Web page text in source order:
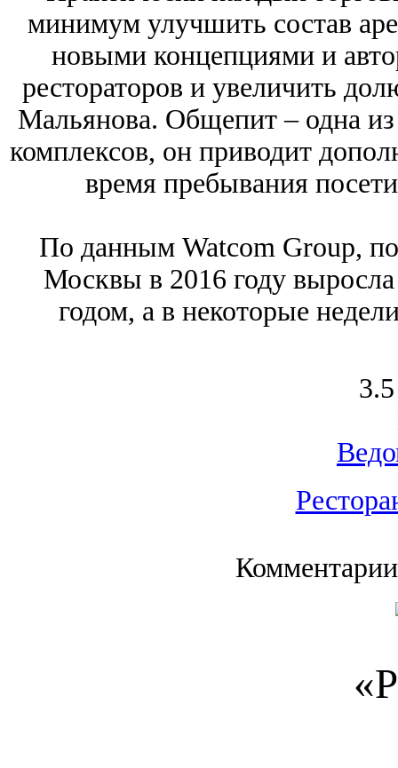
минимум улучшить состав
новыми концепциями и
рестораторов и увеличить
Мальянова. Общепит – одна
комплексов, он приводит
время пребывания
По данным Watcom Group,
Москвы в 2016 году
годом, а в некоторые